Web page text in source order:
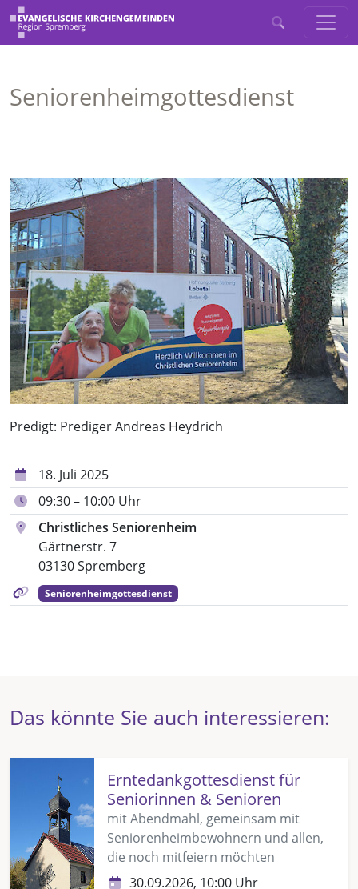
Seniorenheimgottesdienst
Predigt: Prediger Andreas Heydrich
18. Juli 2025
09:30 – 10:00 Uhr
Christliches Seniorenheim
Gärtnerstr. 7
03130 Spremberg
Seniorenheimgottesdienst
Das könnte Sie auch interessieren:
Erntedankgottesdienst für
Seniorinnen & Senioren
mit Abendmahl, gemeinsam mit
Seniorenheimbewohnern und allen,
die noch mitfeiern möchten
30.09.2026, 10:00 Uhr